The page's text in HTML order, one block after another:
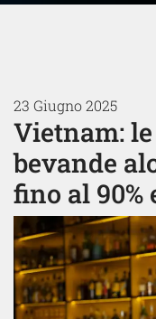
23 Giugno 2025
Vietnam:
bevande
fino al 90%